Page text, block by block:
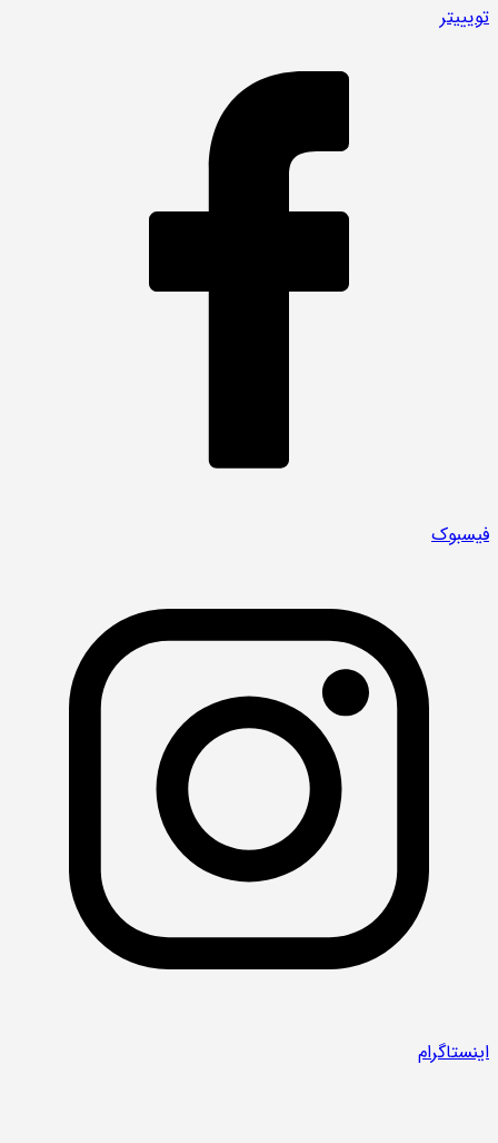
توییتر
فیسبوک
اینستاگرام